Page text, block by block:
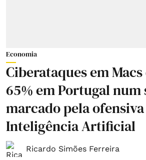
Economia
Ciberataques em
65% em Portugal num
marcado pela
Inteligência Artificial
Ricardo Simões Ferreira